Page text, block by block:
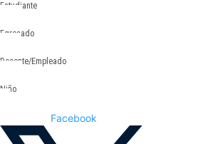
Estudiante
Egresado
Docente/Empleado
Niño
Facebook